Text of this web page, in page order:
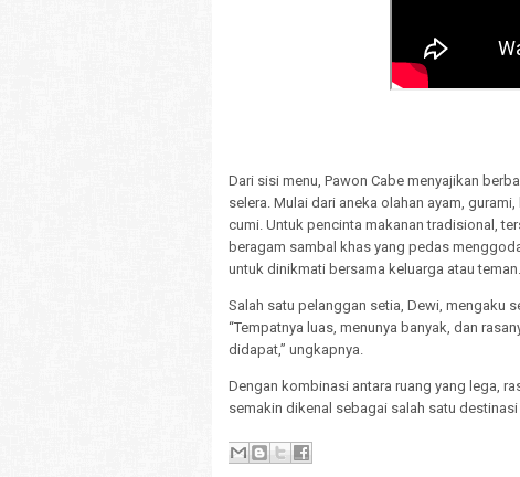
Dari sisi menu, Pawon Cabe menyajikan
selera. Mulai dari aneka olahan ayam,
cumi. Untuk pencinta makanan tradisional,
beragam sambal khas yang pedas
untuk dinikmati bersama keluarga atau teman.
Salah satu pelanggan setia, Dewi, mengaku
“Tempatnya luas, menunya banyak, dan
didapat,” ungkapnya.
Dengan kombinasi antara ruang yang lega,
semakin dikenal sebagai salah satu